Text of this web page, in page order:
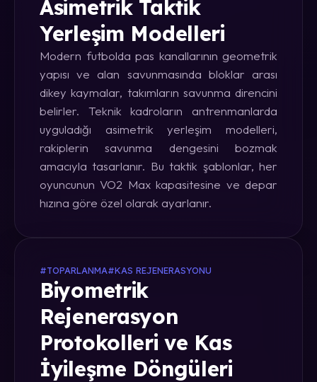
Asimetrik Taktik
Yerleşim Modelleri
Modern futbolda pas kanallarının geometrik
yapısı ve alan savunmasında bloklar arası
dikey kaymalar, takımların savunma direncini
belirler. Teknik kadroların antrenmanlarda
uyguladığı asimetrik yerleşim modelleri,
rakiplerin savunma dengesini bozmak
amacıyla tasarlanır. Bu taktik şablonlar, her
oyuncunun VO2 Max kapasitesine ve depar
hızına göre özel olarak ayarlanır.
#TOPARLANMA#KAS REJENERASYONU
Biyometrik
Rejenerasyon
Protokolleri ve Kas
İyileşme Döngüleri